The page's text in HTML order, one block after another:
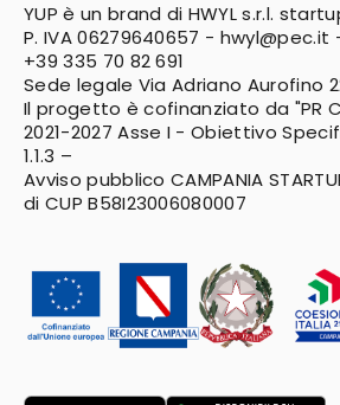
YUP è un brand di HWYL s.r.l.
P. IVA 06279640657 - hwyl@pec.it
+39 335 70 82 691
Sede legale Via Adriano Aurofino
Il progetto è cofinanziato da "PR
2021-2027 Asse I - Obiettivo
1.1.3 –
Avviso pubblico CAMPANIA
di CUP B58I23006080007